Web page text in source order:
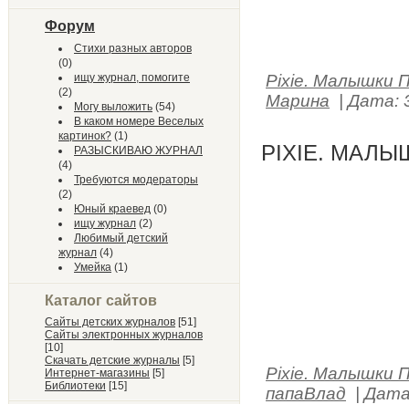
Форум
Стихи разных авторов
(0)
ищу журнал, помогите
(2)
Могу выложить (54)
В каком номере Веселых
картинок? (1)
РАЗЫСКИВАЮ ЖУРНАЛ
(4)
Требуются модераторы
(2)
Юный краевед (0)
ищу журнал (2)
Любимый детский
журнал (4)
Умейка (1)
Каталог сайтов
Сайты детских журналов [51]
Сайты электронных журналов
[10]
Скачать детские журналы [5]
Интернет-магазины [5]
Библиотеки [15]
Pixie. Малышки
Марина
|Дата:
PIXIE.
Pixie. Малышки
папаВлад
|